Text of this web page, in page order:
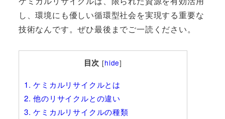
し、環境にも優しい循環型社会を実現する重要な
技術なんです。ぜひ最後までご一読ください。
目次 [hide]
1. ケミカルリサイクルとは
2. 他のリサイクルとの違い
3. ケミカルリサイクルの種類